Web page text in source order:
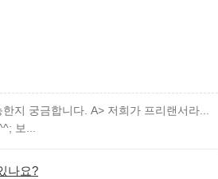
지 궁금합니다. A> 저희가 프리랜서라...
보...
나요?